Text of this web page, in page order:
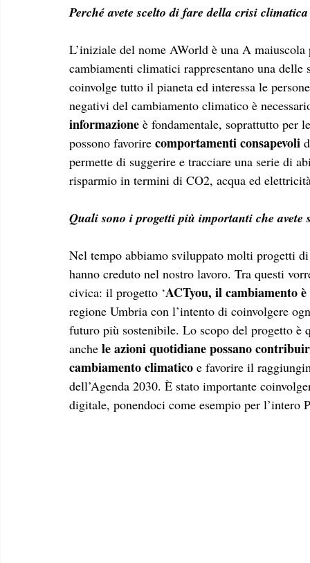
Perché avete scelto di fare della crisi
L’iniziale del nome AWorld è una A
cambiamenti climatici rappresentano una
coinvolge tutto il pianeta ed interessa le
negativi del cambiamento climatico è
informazione è fondamentale, soprattutto per
possono favorire comportamenti consapevoli
permette di suggerire e tracciare una serie di
risparmio in termini di CO2, acqua ed
Quali sono i progetti più importanti che
Nel tempo abbiamo sviluppato molti progetti
hanno creduto nel nostro lavoro. Tra questi
civica: il progetto ‘ACTyou, il cambiamento
regione Umbria con l’intento di coinvolgere
futuro più sostenibile. Lo scopo del progetto
anche le azioni quotidiane possano
cambiamento climatico e favorire il
dell’Agenda 2030. È stato importante
digitale, ponendoci come esempio per l’intero